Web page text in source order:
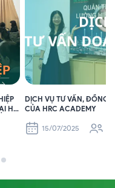
HÀ
DỊCH VỤ TƯ VẤN, ĐỒNG
CỦA HRC ACADEMY
15/07/2025